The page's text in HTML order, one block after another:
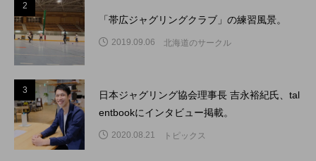
2
「帯広ジャグリングクラブ」の練習風景。
2019.09.06 北海道のサークル
3
日本ジャグリング協会理事長 吉永裕紀氏、tal
entbookにインタビュー掲載。
2020.08.21 トピックス